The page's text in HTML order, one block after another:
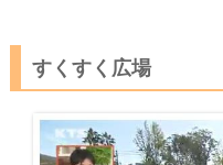
すくすく広場